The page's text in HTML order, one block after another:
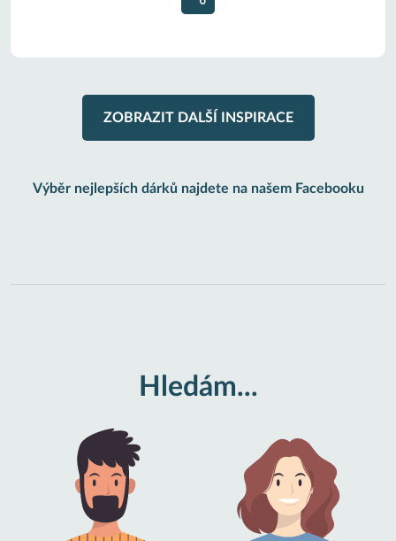
ZOBRAZIT DALŠÍ INSPIRACE
Výběr nejlepších dárků najdete na našem Facebooku
Hledám...